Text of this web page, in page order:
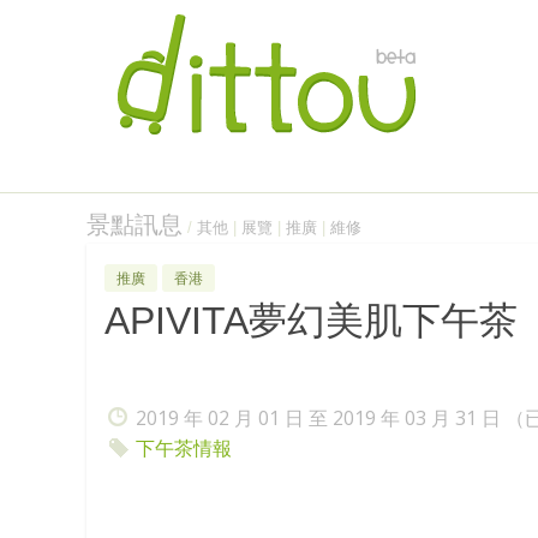
景點訊息 / 其他 展覽 推廣 維修
推廣 香港
APIVITA夢幻美肌下午茶
2019 年 02 月 01 日 至 2019 年 03 月 31 日 （
下午茶情報